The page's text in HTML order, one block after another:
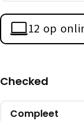
12 op
Checked
Compleet